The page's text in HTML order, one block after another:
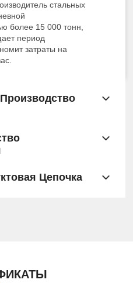
стальных
более 15 000 тонн,
период
затраты на
Цепочка